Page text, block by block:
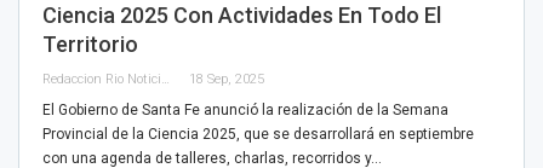
Ciencia 2025 Con Actividades En Todo El
Territorio
18 Sep, 2025
El Gobierno de Santa Fe anunció la realización de la Semana
Provincial de la Ciencia 2025, que se desarrollará en septiembre
con una agenda de talleres, charlas, recorridos y…